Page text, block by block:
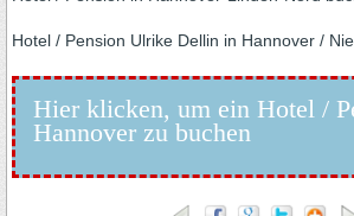
Hotel / Pension Ulrike Dellin in Hannover /
Hier klicken, um ein Hotel /
Hannover zu buchen